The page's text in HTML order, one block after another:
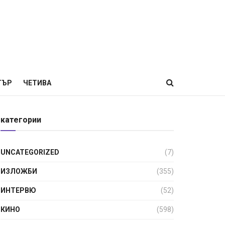
ЧЕТИВА
категории
UNCATEGORIZED (7)
ИЗЛОЖБИ (355)
ИНТЕРВЮ (52)
КИНО (598)